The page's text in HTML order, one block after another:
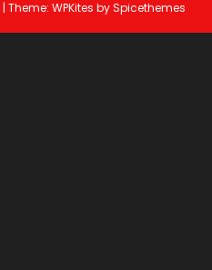
| Theme: WPKites bySpicethemes